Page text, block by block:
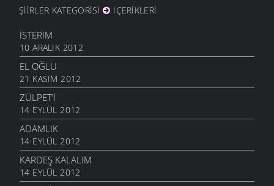
ŞIIRLER KATEGORISI İÇERIKLERI
İSTERIM
10 ARALIK 2012
EL OĞLU
21 KASIM 2012
ZÜLPET’I
14 EYLÜL 2012
ADAMLIK
14 EYLÜL 2012
KARDEŞ KALALIM
14 EYLÜL 2012